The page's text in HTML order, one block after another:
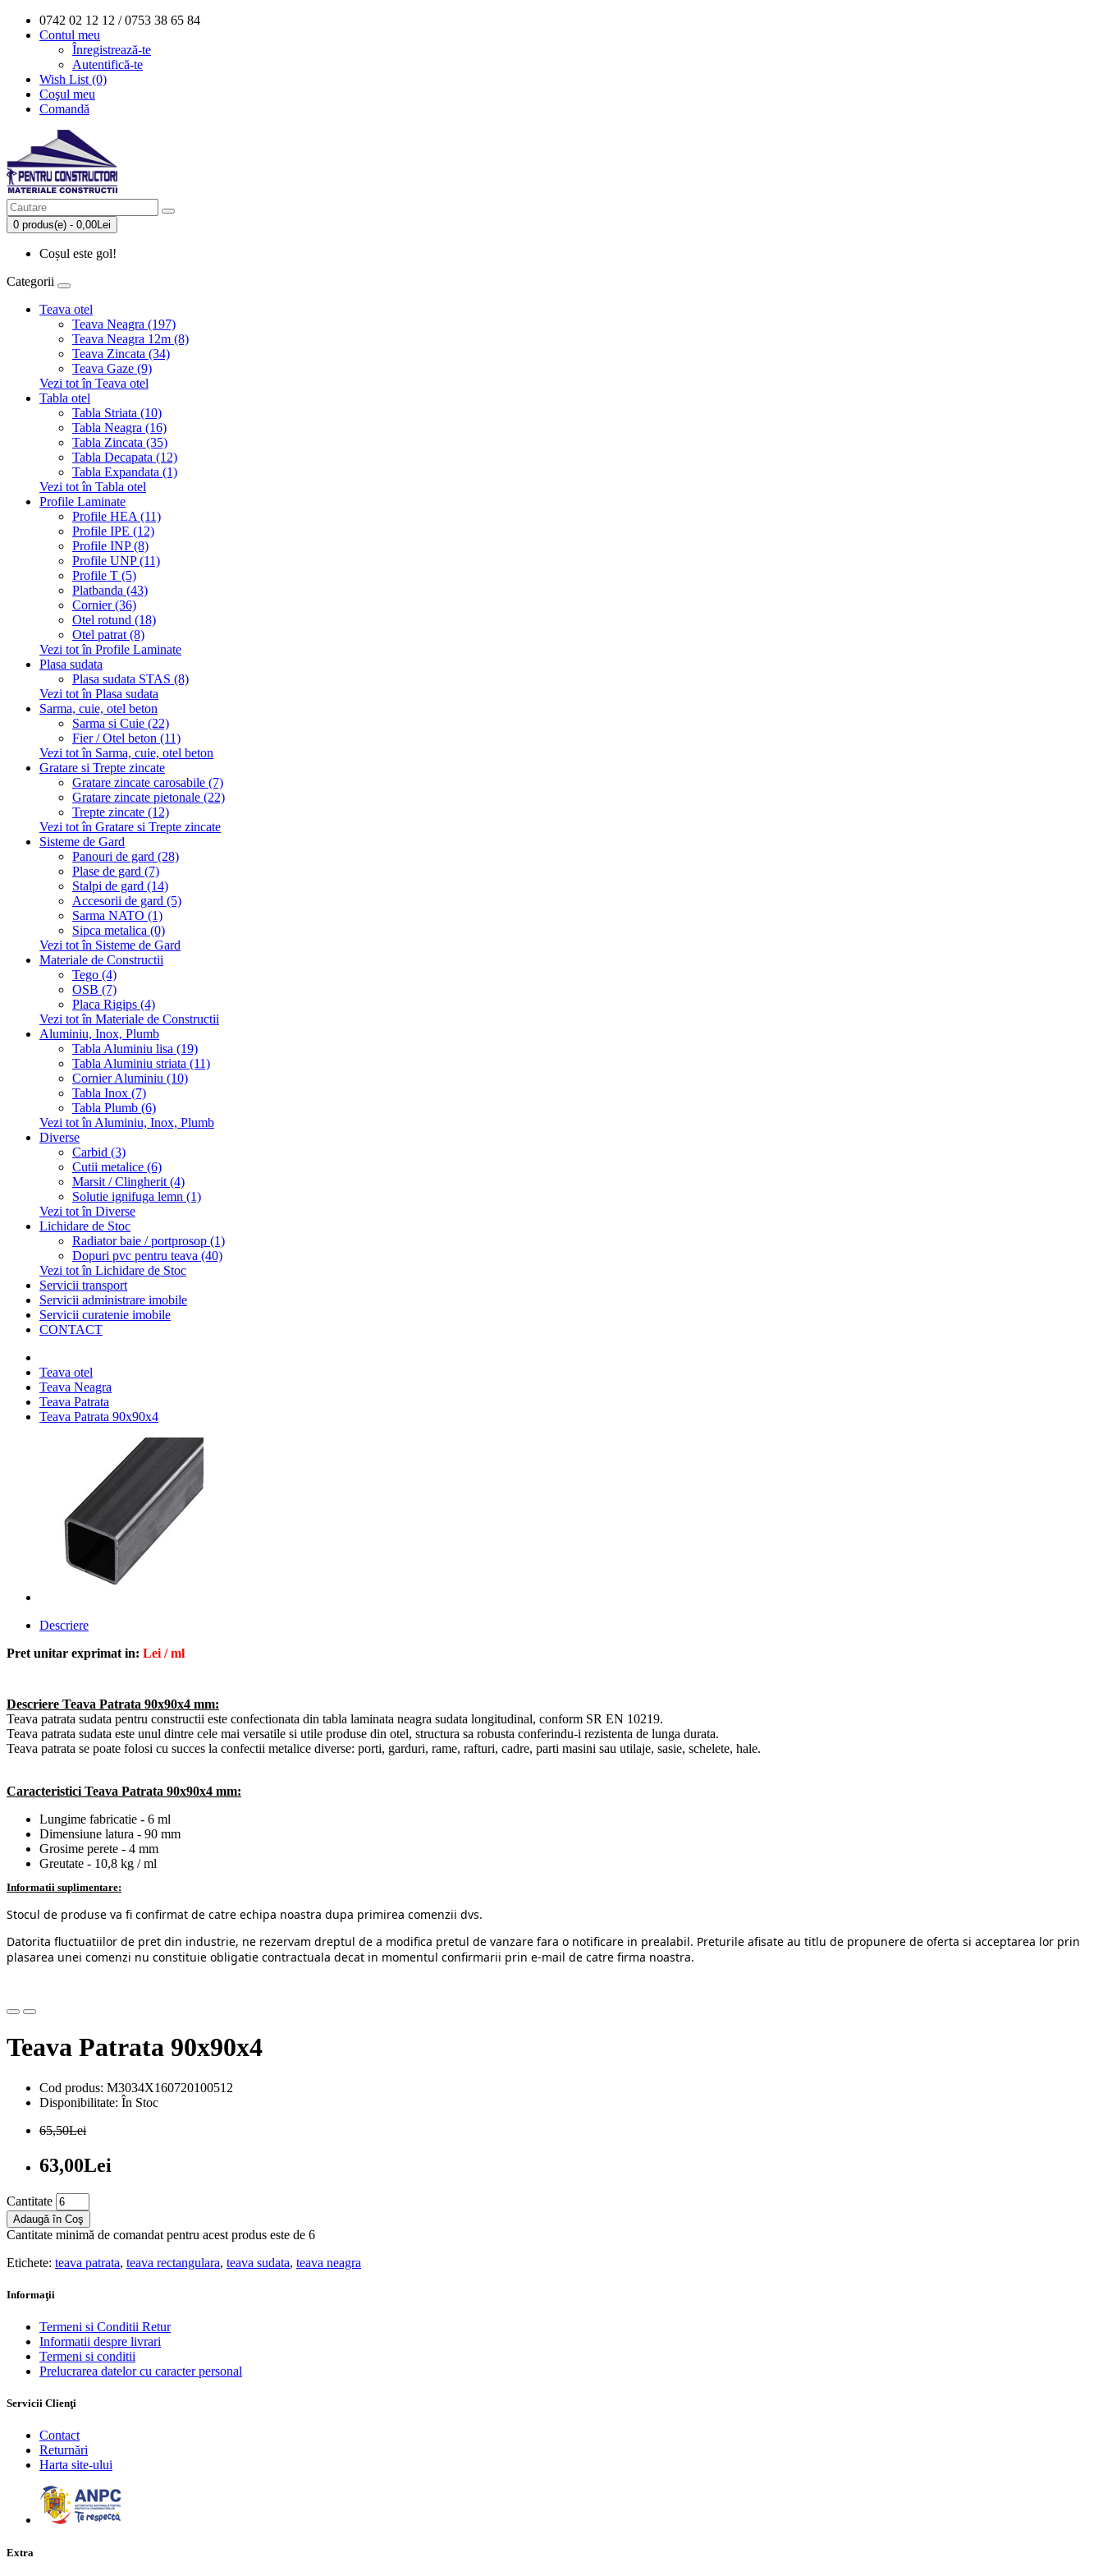
0742 02 12 12 / 0753 38 65 84
Contul meu
Înregistrează-te
Autentifică-te
Wish List (0)
Coşul meu
Comandă
0 produs(e) - 0,00Lei
Coșul este gol!
Categorii
Teava otel
Teava Neagra (197)
Teava Neagra 12m (8)
Teava Zincata (34)
Teava Gaze (9)
Vezi tot în Teava otel
Tabla otel
Tabla Striata (10)
Tabla Neagra (16)
Tabla Zincata (35)
Tabla Decapata (12)
Tabla Expandata (1)
Vezi tot în Tabla otel
Profile Laminate
Profile HEA (11)
Profile IPE (12)
Profile INP (8)
Profile UNP (11)
Profile T (5)
Platbanda (43)
Cornier (36)
Otel rotund (18)
Otel patrat (8)
Vezi tot în Profile Laminate
Plasa sudata
Plasa sudata STAS (8)
Vezi tot în Plasa sudata
Sarma, cuie, otel beton
Sarma si Cuie (22)
Fier / Otel beton (11)
Vezi tot în Sarma, cuie, otel beton
Gratare si Trepte zincate
Gratare zincate carosabile (7)
Gratare zincate pietonale (22)
Trepte zincate (12)
Vezi tot în Gratare si Trepte zincate
Sisteme de Gard
Panouri de gard (28)
Plase de gard (7)
Stalpi de gard (14)
Accesorii de gard (5)
Sarma NATO (1)
Sipca metalica (0)
Vezi tot în Sisteme de Gard
Materiale de Constructii
Tego (4)
OSB (7)
Placa Rigips (4)
Vezi tot în Materiale de Constructii
Aluminiu, Inox, Plumb
Tabla Aluminiu lisa (19)
Tabla Aluminiu striata (11)
Cornier Aluminiu (10)
Tabla Inox (7)
Tabla Plumb (6)
Vezi tot în Aluminiu, Inox, Plumb
Diverse
Carbid (3)
Cutii metalice (6)
Marsit / Clingherit (4)
Solutie ignifuga lemn (1)
Vezi tot în Diverse
Lichidare de Stoc
Radiator baie / portprosop (1)
Dopuri pvc pentru teava (40)
Vezi tot în Lichidare de Stoc
Servicii transport
Servicii administrare imobile
Servicii curatenie imobile
CONTACT
Teava otel
Teava Neagra
Teava Patrata
Teava Patrata 90x90x4
Descriere
Pret unitar exprimat in: Lei / ml
Descriere Teava Patrata 90x90x4 mm:
Teava patrata sudata pentru constructii este confectionata din tabla laminata neagra sudata longitudinal, conform SR EN 10219.
Teava patrata sudata este unul dintre cele mai versatile si utile produse din otel, structura sa robusta conferindu-i rezistenta de lunga durata.
Teava patrata se poate folosi cu succes la confectii metalice diverse: porti, garduri, rame, rafturi, cadre, parti masini sau utilaje, sasie, schelete, hale.
Caracteristici Teava Patrata 90x90x4 mm:
Lungime fabricatie - 6 ml
Dimensiune latura - 90 mm
Grosime perete - 4 mm
Greutate - 10,8 kg / ml
Informatii suplimentare:
Stocul de produse va fi confirmat de catre echipa noastra dupa primirea comenzii dvs.
Datorita fluctuatiilor de pret din industrie, ne rezervam dreptul de a modifica pretul de vanzare fara o notificare in prealabil. Preturile afisate au titlu de propunere de oferta si acceptarea lor prin
plasarea unei comenzi nu constituie obligatie contractuala decat in momentul confirmarii prin e-mail de catre firma noastra.
Teava Patrata 90x90x4
Cod produs: M3034X160720100512
Disponibilitate: În Stoc
65,50Lei
63,00Lei
Cantitate
Adaugă în Coş
Cantitate minimă de comandat pentru acest produs este de 6
Etichete: teava patrata, teava rectangulara, teava sudata, teava neagra
Informaţii
Termeni si Conditii Retur
Informatii despre livrari
Termeni si conditii
Prelucrarea datelor cu caracter personal
Servicii Clienţi
Contact
Returnări
Harta site-ului
Extra